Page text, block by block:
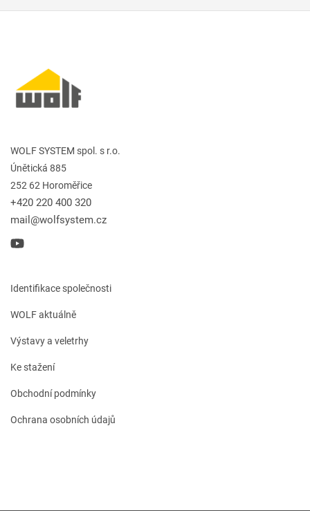
WOLF SYSTEM spol. s r.o.
Únětická 885
252 62 Horoměřice
+420 220 400 320
mail@wolfsystem.cz
Identifikace společnosti
WOLF aktuálně
Výstavy a veletrhy
Ke stažení
Obchodní podmínky
Ochrana osobních údajů